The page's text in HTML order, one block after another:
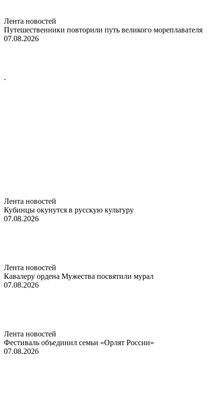
Лента новостей
Путешественники повторили путь великого мореплавателя
07.08.2026
Лента новостей
Кубинцы окунутся в русскую культуру
07.08.2026
Лента новостей
Кавалеру ордена Мужества посвятили мурал
07.08.2026
Лента новостей
Фестиваль объединил семьи «Орлят России»
07.08.2026